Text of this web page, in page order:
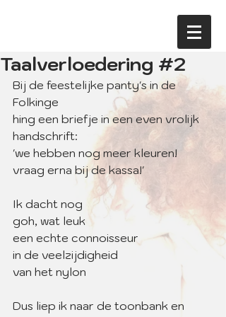
Taalverloedering #2
Bij de feestelijke panty's in de
Folkinge
hing een briefje in een even vrolijk
handschrift:
'we hebben nog meer kleuren!
vraag erna bij de kassa!'
Ik dacht nog
goh, wat leuk
een echte connoisseur
in de veelzijdigheid
van het nylon
Dus liep ik naar de toonbank en